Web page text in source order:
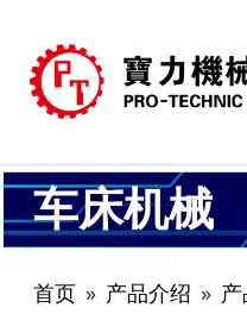
车床机械
首页 产品介绍